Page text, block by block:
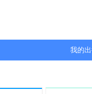
我的